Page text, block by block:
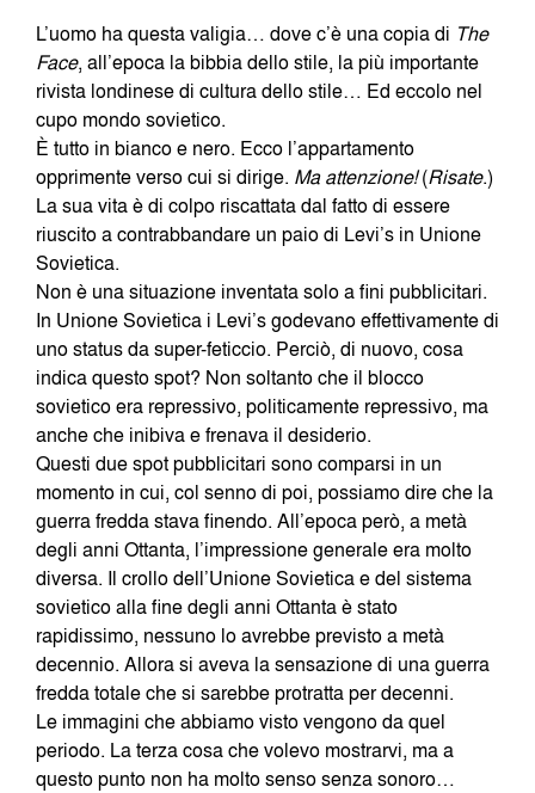
L’uomo ha questa valigia… dove c’è una copia di The
Face, all’epoca la bibbia dello stile, la più importante
rivista londinese di cultura dello stile… Ed eccolo nel
cupo mondo sovietico.
È tutto in bianco e nero. Ecco l’appartamento
opprimente verso cui si dirige. Ma attenzione!(Risate.)
La sua vita è di colpo riscattata dal fatto di essere
riuscito a contrabbandare un paio di Levi’s in Unione
Sovietica.
Non è una situazione inventata solo a fini pubblicitari.
In Unione Sovietica i Levi’s godevano effettivamente di
uno status da super-feticcio. Perciò, di nuovo, cosa
indica questo spot? Non soltanto che il blocco
sovietico era repressivo, politicamente repressivo, ma
anche che inibiva e frenava il desiderio.
Questi due spot pubblicitari sono comparsi in un
momento in cui, col senno di poi, possiamo dire che la
guerra fredda stava finendo. All’epoca però, a metà
degli anni Ottanta, l’impressione generale era molto
diversa. Il crollo dell’Unione Sovietica e del sistema
sovietico alla fine degli anni Ottanta è stato
rapidissimo, nessuno lo avrebbe previsto a metà
decennio. Allora si aveva la sensazione di una guerra
fredda totale che si sarebbe protratta per decenni.
Le immagini che abbiamo visto vengono da quel
periodo. La terza cosa che volevo mostrarvi, ma a
questo punto non ha molto senso senza sonoro…